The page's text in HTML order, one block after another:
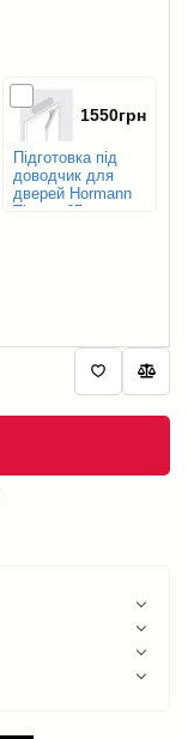
Підготовка під
доводчик для
дверей Hormann
Thermo65
1550грн